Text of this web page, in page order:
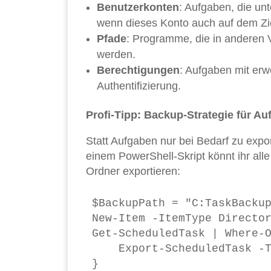
Benutzerkonten: Aufgaben, die
wenn dieses Konto auch auf dem
Pfade: Programme, die in anderen
werden.
Berechtigungen: Aufgaben mit
Authentifizierung.
Profi-Tipp: Backup-Strategie für
Statt Aufgaben nur bei Bedarf zu
einem PowerShell-Skript könnt ihr
Ordner exportieren:
$BackupPath =
New-Item -ItemType
Get-ScheduledTask |
Export-ScheduledTask